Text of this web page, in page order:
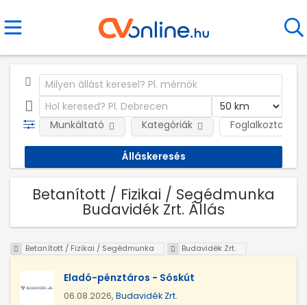
Foglalkoztatás
Munkáltató Kategóriák
Betanított / Fizikai / Segédmunka
Budavidék Zrt. Állás
Betanított / Fizikai / Segédmunka Budavidék Zrt.
Eladó-pénztáros - Sóskút
06.08.2026, Budavidék Zrt.